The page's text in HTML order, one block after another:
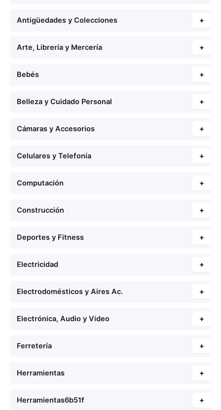
Antigüedades y Colecciones +
Arte, Librería y Mercería +
Bebés +
Belleza y Cuidado Personal +
Cámaras y Accesorios +
Celulares y Telefonía +
Computación +
Construcción +
Deportes y Fitness +
Electricidad +
Electrodomésticos y Aires Ac. +
Electrónica, Audio y Video +
Ferretería +
Herramientas +
Herramientas6b51f +